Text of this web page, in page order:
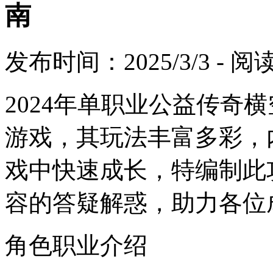
南
发布时间：2025/3/3 - 阅
2024年单职业公益传奇
游戏，其玩法丰富多彩
戏中快速成长，特编制
容的答疑解惑，助力各
角色职业介绍